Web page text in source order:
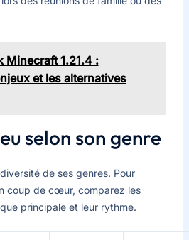
Minecraft 1.21.4 :
et les alternatives
selon son genre
de ses genres. Pour
coup de cœur, comparez les
principale et leur rythme.